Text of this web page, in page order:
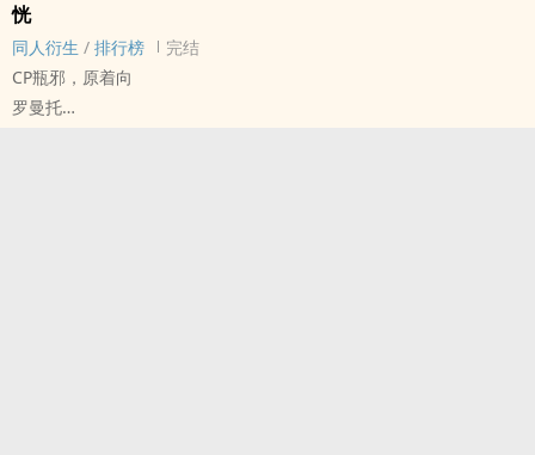
恍
同人衍生 / 排行榜
完结
CP瓶邪，原着向
罗曼托